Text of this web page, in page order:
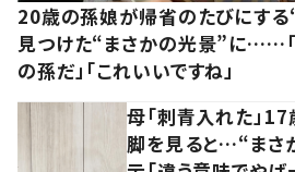
20歳の孫娘が帰省のたびにする
見つけた“まさかの光景”に……「
の孫だ」「これいいですね」
母「刺青入れた」17
脚を見ると…“まさ